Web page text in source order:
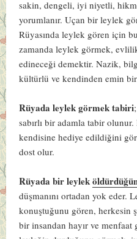
sakin, dengeli, iyi niyetli,
yorumlanır. Uçan bir leylek
Rüyasında leylek gören için
zamanda leylek görmek,
edineceği demektir. Nazik,
kültürlü ve kendinden emin
Rüyada leylek görmek tabiri
sabırlı bir adamla tabir
kendisine hediye edildiğini
dost olur.
Rüyada bir leylek
düşmanını ortadan yok eder.
konuştuğunu gören, herkesin
bir insandan hayır ve